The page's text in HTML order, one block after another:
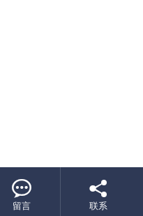

留言

联系